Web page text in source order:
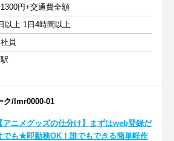
円+交通費全額
以上 1日4時間以上
員
ク/lmr0000-01
【アニメグッズの仕分け】まずはweb登録だ
でも★即勤務OK！誰でもできる簡単軽作